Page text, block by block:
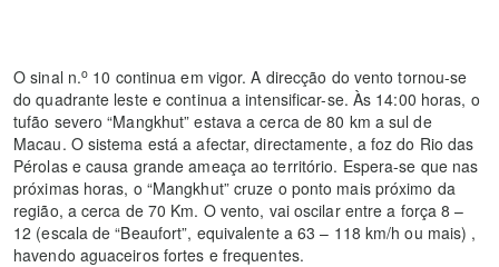
O sinal n.o 10 continua em vigor. A direcção do vento tornou-se
do quadrante leste e continua a intensificar-se. Às 14:00 horas, o
tufão severo “Mangkhut” estava a cerca de 80 km a sul de
Macau. O sistema está a afectar, directamente, a foz do Rio das
Pérolas e causa grande ameaça ao território. Espera-se que nas
próximas horas, o “Mangkhut” cruze o ponto mais próximo da
região, a cerca de 70 Km. O vento, vai oscilar entre a força 8 –
12 (escala de “Beaufort”, equivalente a 63 – 118 km/h ou mais) ,
havendo aguaceiros fortes e frequentes.